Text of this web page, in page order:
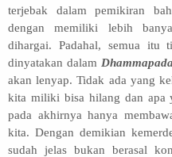
terjebak dalampemikiran
dengan memiliki lebih
dihargai. Padahal, semua itu
dinyatakan dalam
akan lenyap. Tidak ada yang
kita miliki bisa hilang dan apa
pada akhirnya hanya
kita. Dengan demikian
sudah jelas bukan berasal